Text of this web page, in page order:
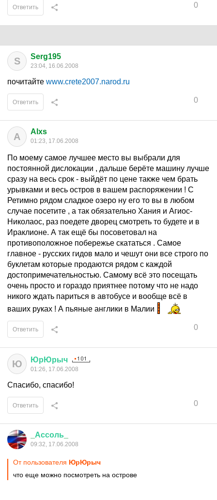
0
Ответить
S Serg195
23:04, 16.06.2008
почитайте www.crete2007.narod.ru
0
Ответить
A Alxs
01:23, 17.06.2008
По моему самое лучшее место вы выбрали для
постоянной дислокации , дальше берёте машину лучше
сразу на весь срок - выйдёт по цене также чем брать
урывками и весь остров в вашем распоряжении ! С
Ретимно рядом сладкое озеро ну его то вы в любом
случае посетите , а так обязательно Хания и Агиос-
Николаос, раз поедете дворец смотреть то будете и в
Ираклионе. А так ещё бы посоветовал на
противоположное побережье скататься . Самое
главное - русских гидов мало и чешут они все строго по
буклетам которые продаются рядом с каждой
достопримечательностью. Самому всё это посещать
очень просто и гораздо приятнее потому что не надо
никого ждать париться в автобусе и вообще всё в
ваших руках ! А пьяные англики в Малии
0
Ответить
Ю ЮрЮрыч
01:26, 17.06.2008
Спасибо, спасибо!
0
Ответить
Ассоль
09:32, 17.06.2008
От пользователя ЮрЮрыч
что еще можно посмотреть на острове